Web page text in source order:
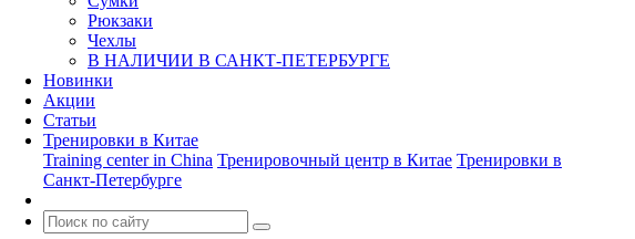
Рюкзаки
Чехлы
В НАЛИЧИИ В САНКТ-ПЕТЕРБУРГЕ
Новинки
Акции
Статьи
Тренировки в Китае
Training center in China Тренировочный центр в Китае Тренировки в
Санкт-Петербурге